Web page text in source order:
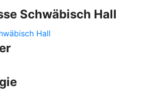
Schwäbisch Hall
Hall